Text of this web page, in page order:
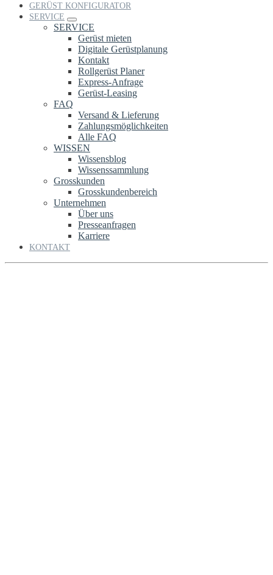
GERÜST KONFIGURATOR
SERVICE
SERVICE
Gerüst mieten
Digitale Gerüstplanung
Kontakt
Rollgerüst Planer
Express-Anfrage
Gerüst-Leasing
FAQ
Versand & Lieferung
Zahlungsmöglichkeiten
Alle FAQ
WISSEN
Wissensblog
Wissenssammlung
Grosskunden
Grosskundenbereich
Unternehmen
Über uns
Presseanfragen
Karriere
KONTAKT